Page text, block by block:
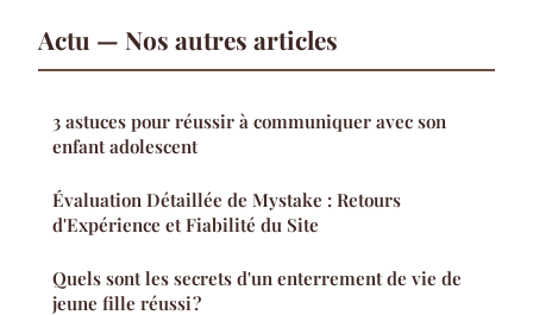
Actu — Nos autres articles
3 astuces pour réussir à communiquer avec son
enfant adolescent
Évaluation Détaillée de Mystake : Retours
d'Expérience et Fiabilité du Site
Quels sont les secrets d'un enterrement de vie de
jeune fille réussi ?